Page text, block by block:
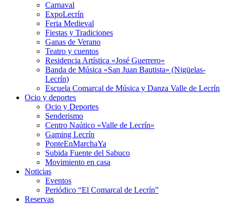
Carnaval
ExpoLecrín
Feria Medieval
Fiestas y Tradiciones
Ganas de Verano
Teatro y cuentos
Residencia Artística «José Guerrero»
Banda de Música «San Juan Bautista» (Nigüelas-
Lecrín)
Escuela Comarcal de Música y Danza Valle de Lecrín
Ocio y deportes
Ocio y Deportes
Senderismo
Centro Naútico «Valle de Lecrín»
Gaming Lecrín
PonteEnMarchaYa
Subida Fuente del Sabuco
Movimiento en casa
Noticias
Eventos
Periódico “El Comarcal de Lecrín”
Reservas